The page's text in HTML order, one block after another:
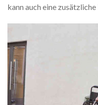
kann auch eine